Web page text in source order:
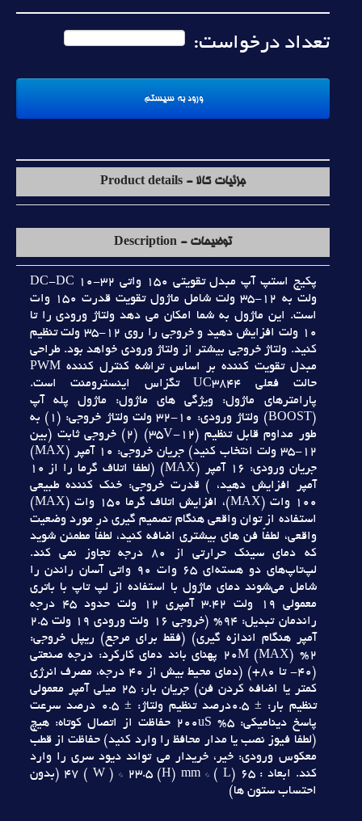
تعداد درخواست:
جزئیات کالا - Product details
توضیحات - Description
پکيج استپ آپ مبدل تقويتي 150 واتي DC-DC 10-32
ولت به 12-35 ولت شامل ماژول تقويت قدرت 150 وات
است. اين ماژول به شما امکان مي دهد ولتاژ ورودي را تا
10 ولت افزايش دهيد و خروجي را روي 12-35 ولت تنظيم
کنيد. ولتاژ خروجي بيشتر از ولتاژ ورودي خواهد بود. طراحي
مبدل تقويت کننده بر اساس تراشه کنترل کننده PWM
حالت فعلي UC3844 تگزاس اينسترومنت است.
پارامترهاي ماژول: ويژگي هاي ماژول: ماژول پله آپ
(BOOST) ولتاژ ورودي: 10-32 ولت ولتاژ خروجي: (1) به
طور مداوم قابل تنظيم (12-35V) (2) خروجي ثابت (بين
12-35 ولت انتخاب کنيد) جريان خروجي: 10 آمپر (MAX)
جريان ورودي: 16 آمپر (MAX) (لطفا اتلاف گرما را از 10
آمپر افزايش دهيد، ) قدرت خروجي: خنک کننده طبيعي
100 وات (MAX)، افزايش اتلاف گرما 150 وات (MAX)
استفاده از توان واقعي هنگام تصميم گيري در مورد وضعيت
واقعي، لطفاً فن هاي بيشتري اضافه کنيد، لطفاً مطمئن شويد
که دماي سينک حرارتي از 80 درجه تجاوز نمي کند.
لپ‌تاپ‌هاي دو هسته‌اي 65 وات 90 واتي آسان راندن را
شامل مي‌شوند دماي ماژول با استفاده از لپ تاپ با باتري
معمولي 19 ولت 3.42 آمپري 12 ولت حدود 45 درجه
راندمان تبديل: 94% (خروجي 16 ولت ورودي 19 ولت 2.5
آمپر هنگام اندازه گيري) (فقط براي مرجع) ريپل خروجي:
2% (MAX) 20M پهناي باند دماي کارکرد: درجه صنعتي
(40- تا 80+) (دماي محيط بيش از 40 درجه، مصرف انرژي
کمتر يا اضافه کردن فن) جريان بار: 25 ميلي آمپر معمولي
تنظيم بار: ± 0.5درصد تنظيم ولتاژ: ± 0.5 درصد سرعت
پاسخ ديناميکي: 5% 200uS حفاظت از اتصال کوتاه: هيچ
(لطفا فيوز نصب يا مدار محافظ را وارد کنيد) حفاظت از قطب
معکوس ورودي: خير، خريدار مي تواند ديود سري را وارد
کند. ابعاد : 65 (L ) * 47 ( W ) * 23.5 (H) mm (بدون
احتساب ستون ها)